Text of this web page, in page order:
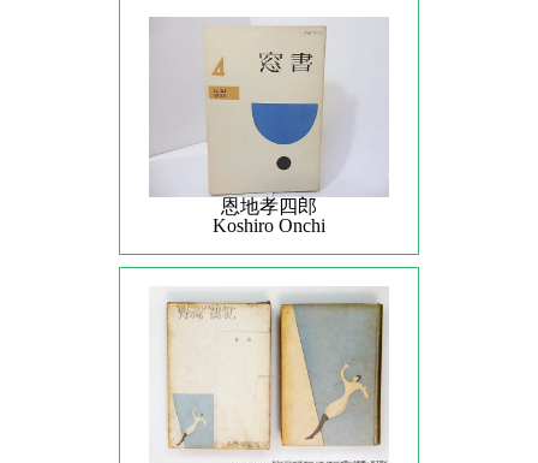
恩地孝四郎
Koshiro Onchi